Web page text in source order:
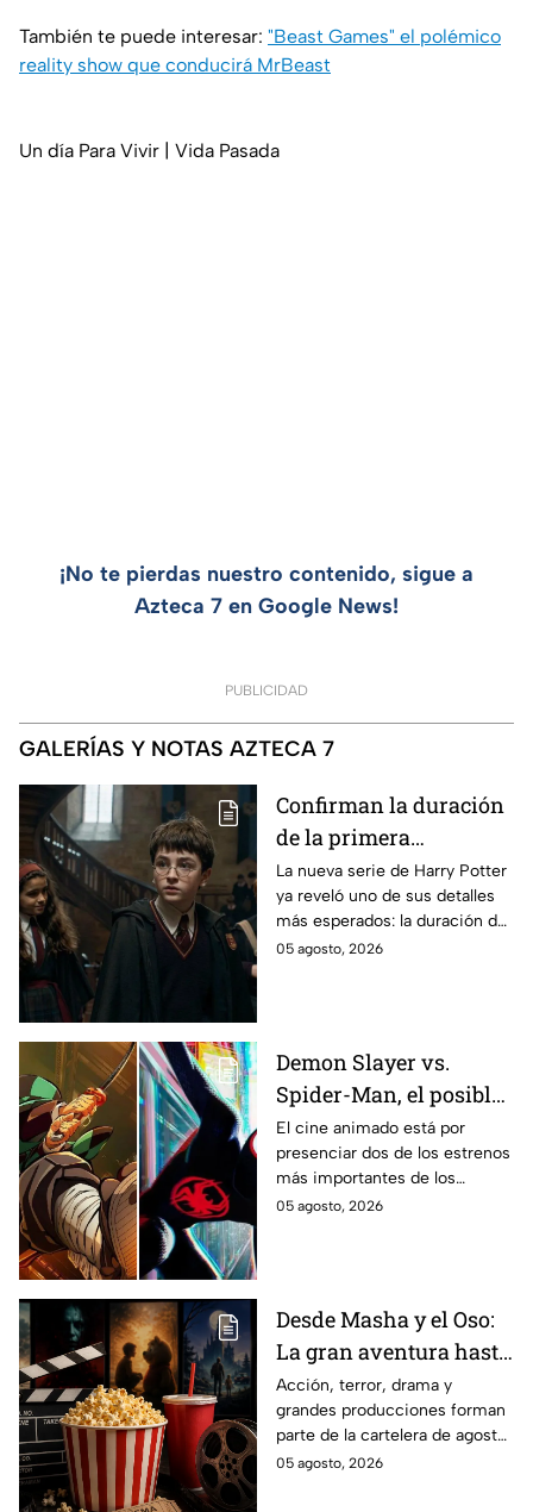
También te puede interesar: "Beast Games" el polémico
reality show que conducirá MrBeast
Un día Para Vivir | Vida Pasada
¡No te pierdas nuestro contenido, sigue a
Azteca 7 en Google News!
PUBLICIDAD
GALERÍAS Y NOTAS AZTECA 7
Confirman la duración
de la primera
temporada de Harry
Potter y emocionará a
los fans de los libros
La nueva serie de Harry Potter
ya reveló uno de sus detalles
más esperados: la duración de
la primera temporada basada
05 agosto, 2026
Demon Slayer vs.
Spider-Man, el posible
gran enfrentamiento
en taquilla del 2027
El cine animado está por
presenciar dos de los estrenos
más importantes de los
últimos años.
05 agosto, 2026
Desde Masha y el Oso:
La gran aventura hasta
El Final de la Calle Oak
con Anne Hathaway.
Esta es la lista
completa de los
Acción, terror, drama y
grandes producciones forman
parte de la cartelera de agosto
en México.
05 agosto, 2026